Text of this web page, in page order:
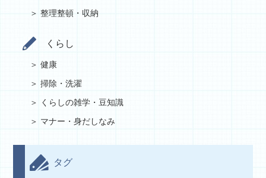
整理整頓・収納
くらし
健康
掃除・洗濯
くらしの雑学・豆知識
マナー・身だしなみ
タグ